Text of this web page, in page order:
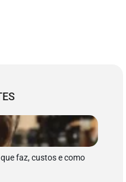
faz, custos e como